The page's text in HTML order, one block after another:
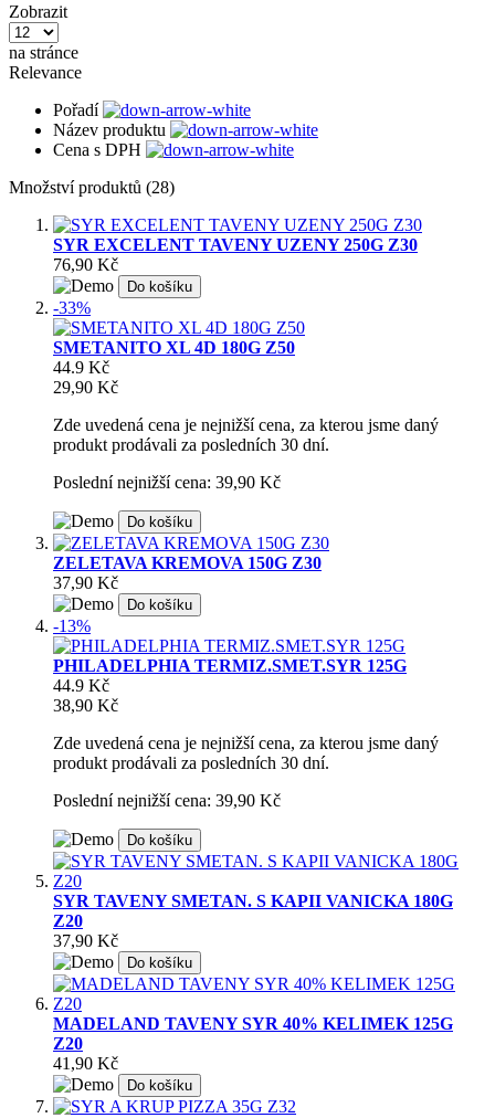
Zobrazit
na stránce
Relevance
Pořadí
Název produktu
Cena s DPH
Množství produktů (28)
SYR EXCELENT TAVENY UZENY 250G Z30
76,90 Kč
Do košíku
-33%
SMETANITO XL 4D 180G Z50
44.9 Kč
29,90 Kč
Zde uvedená cena je nejnižší cena, za kterou jsme daný
produkt prodávali za posledních 30 dní.
Poslední nejnižší cena: 39,90 Kč
Do košíku
ZELETAVA KREMOVA 150G Z30
37,90 Kč
Do košíku
-13%
PHILADELPHIA TERMIZ.SMET.SYR 125G
44.9 Kč
38,90 Kč
Zde uvedená cena je nejnižší cena, za kterou jsme daný
produkt prodávali za posledních 30 dní.
Poslední nejnižší cena: 39,90 Kč
Do košíku
SYR TAVENY SMETAN. S KAPII VANICKA 180G
Z20
37,90 Kč
Do košíku
MADELAND TAVENY SYR 40% KELIMEK 125G
Z20
41,90 Kč
Do košíku